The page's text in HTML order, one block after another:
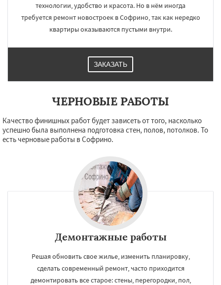
Уваровка Удельная
Фряново Хорлово
Шаховская
технологии, удобство и красота. Но в нём иногда
требуется ремонт новостроек в Софрино, так как нередко
квартиры оказываются пустыми внутри.
ЗАКАЗАТЬ
ЧЕРНОВЫЕ РАБОТЫ
Качество финишных работ будет зависеть от того, насколько
успешно была выполнена подготовка стен, полов, потолков. То
есть черновые работы в Софрино.
Демонтажные работы
Решая обновить свое жилье, изменить планировку,
сделать современный ремонт, часто приходится
демонтировать все старое: стены, перегородки, пол,
УЗНАТЬ ПОДРОБНЕЕ